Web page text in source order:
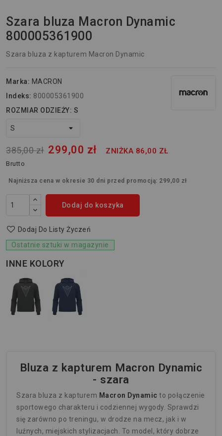
Szara bluza Macron Dynamic
800005361900
Szara bluza z kapturem Macron Dynamic
Marka: MACRON
Indeks: 800005361900
ROZMIAR ODZIEŻY: S
385,00 zł 299,00 zł ZNIŻKA 86,00 ZŁ
Brutto
Najniższa cena w okresie 30 dni przed promocją: 299,00 zł
Dodaj do koszyka
Dodaj Do Listy Życzeń
Ostatnie sztuki w magazynie
INNE KOLORY
Bluza z kapturem Macron Dynamic
- szara
Szara bluza z kapturem Macron Dynamic to połączenie
sportowego charakteru i codziennej wygody. Sprawdzi
się zarówno po treningu, w drodze na mecz, jak i w
luźnych, miejskich stylizacjach. To model, który dobrze